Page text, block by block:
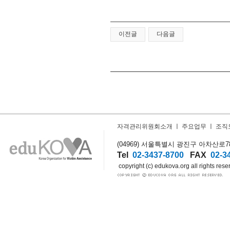
이전글 다음글
자격관리위원회소개 주요업무 조직
(04969) 서울특별시 광진구 아차산로
Tel 02-3437-8700 FAX 02-
copyright (c) edukova.org all rights